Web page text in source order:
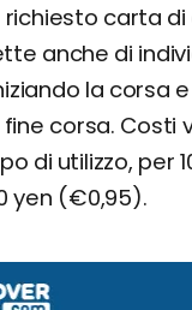
carta
anche di
la corsa
corsa. Costi
di utilizzo, per
yen (€0,95).